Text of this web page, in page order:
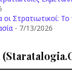
Στρατιωτικοί: Το
- 7/13/2026